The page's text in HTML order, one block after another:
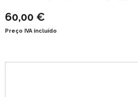
60,00 €
Preço IVA incluído